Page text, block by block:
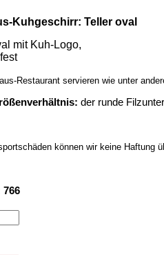
Kuhgeschirr: Teller oval
mit Kuh-Logo,
Restaurant servieren wie unter
der runde
können wir keine Haftung